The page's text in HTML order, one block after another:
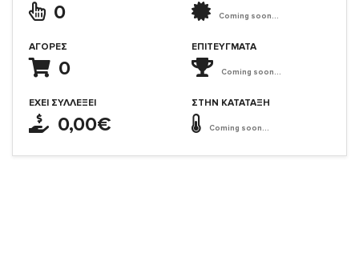
0
ΑΓΟΡΈΣ
0
ΈΧΕΙ ΣΥΛΛΈΞΕΙ
0,00€
Coming soon...
ΕΠΙΤΕΎΓΜΑΤΑ
Coming soon...
ΣΤΗΝ ΚΑΤΆΤΑΞΗ
Coming soon...